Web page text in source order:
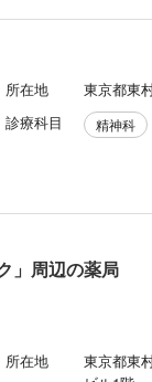
所在地
東京都東
診療科目
精神科
」周辺の薬局
所在地
東京都東